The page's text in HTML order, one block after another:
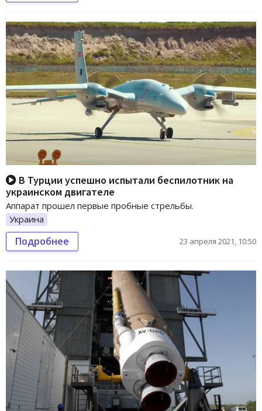
В Турции успешно испытали беспилотник на
украинском двигателе
Аппарат прошел первые пробные стрельбы.
Украина
Подробнее 23 апреля 2021, 10:50